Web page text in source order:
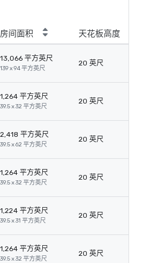
房间面积 天花板高度
13,066 平方英尺
139 x 94 平方英尺
20 英尺
1,264 平方英尺
39.5 x 32 平方英尺
20 英尺
2,418 平方英尺
39.5 x 62 平方英尺
20 英尺
1,264 平方英尺
39.5 x 32 平方英尺
20 英尺
1,224 平方英尺
39.5 x 31 平方英尺
20 英尺
1,264 平方英尺
39.5 x 32 平方英尺
20 英尺